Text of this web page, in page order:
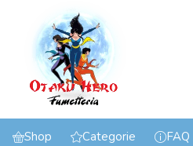
Shop Categorie FAQ